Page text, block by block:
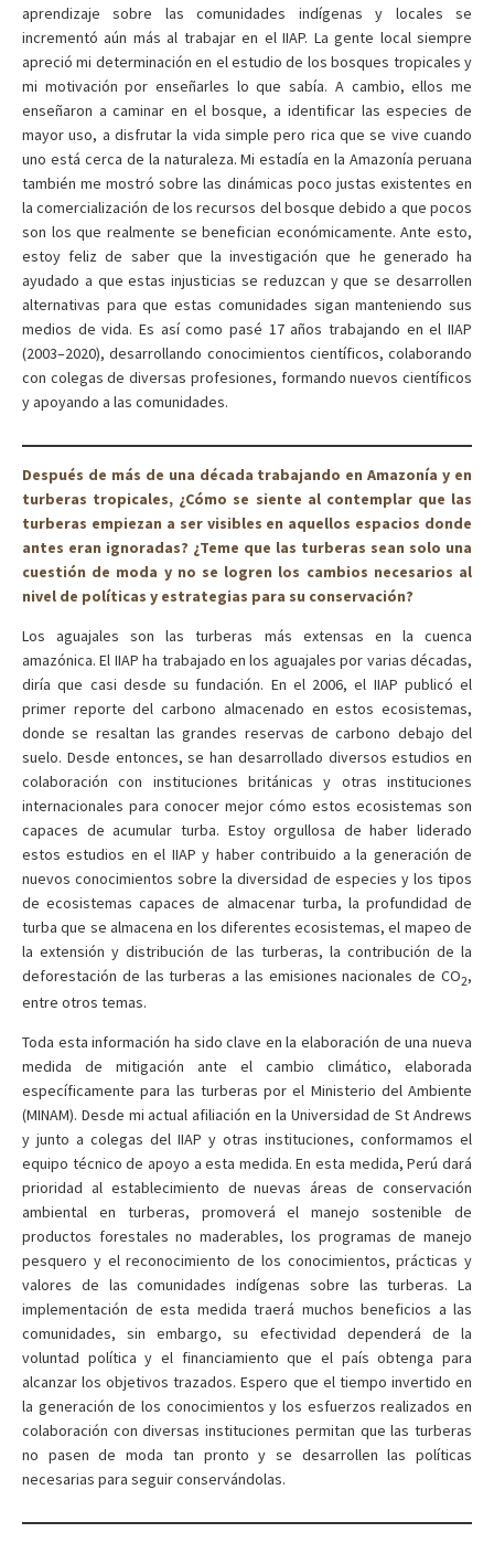
aprendizaje sobre las comunidades indígenas y locales se
incrementó aún más al trabajar en el IIAP. La gente local siempre
apreció mi determinación en el estudio de los bosques tropicales y
mi motivación por enseñarles lo que sabía. A cambio, ellos me
enseñaron a caminar en el bosque, a identificar las especies de
mayor uso, a disfrutar la vida simple pero rica que se vive cuando
uno está cerca de la naturaleza. Mi estadía en la Amazonía peruana
también me mostró sobre las dinámicas poco justas existentes en
la comercialización de los recursos del bosque debido a que pocos
son los que realmente se benefician económicamente. Ante esto,
estoy feliz de saber que la investigación que he generado ha
ayudado a que estas injusticias se reduzcan y que se desarrollen
alternativas para que estas comunidades sigan manteniendo sus
medios de vida. Es así como pasé 17 años trabajando en el IIAP
(2003–2020), desarrollando conocimientos científicos, colaborando
con colegas de diversas profesiones, formando nuevos científicos
y apoyando a las comunidades.
Después de más de una década trabajando en Amazonía y en
turberas tropicales, ¿Cómo se siente al contemplar que las
turberas empiezan a ser visibles en aquellos espacios donde
antes eran ignoradas? ¿Teme que las turberas sean solo una
cuestión de moda y no se logren los cambios necesarios al
nivel de políticas y estrategias para su conservación?
Los aguajales son las turberas más extensas en la cuenca
amazónica. El IIAP ha trabajado en los aguajales por varias décadas,
diría que casi desde su fundación. En el 2006, el IIAP publicó el
primer reporte del carbono almacenado en estos ecosistemas,
donde se resaltan las grandes reservas de carbono debajo del
suelo. Desde entonces, se han desarrollado diversos estudios en
colaboración con instituciones británicas y otras instituciones
internacionales para conocer mejor cómo estos ecosistemas son
capaces de acumular turba. Estoy orgullosa de haber liderado
estos estudios en el IIAP y haber contribuido a la generación de
nuevos conocimientos sobre la diversidad de especies y los tipos
de ecosistemas capaces de almacenar turba, la profundidad de
turba que se almacena en los diferentes ecosistemas, el mapeo de
la extensión y distribución de las turberas, la contribución de la
deforestación de las turberas a las emisiones nacionales de CO2,
entre otros temas.
Toda esta información ha sido clave en la elaboración de una nueva
medida de mitigación ante el cambio climático, elaborada
específicamente para las turberas por el Ministerio del Ambiente
(MINAM). Desde mi actual afiliación en la Universidad de St Andrews
y junto a colegas del IIAP y otras instituciones, conformamos el
equipo técnico de apoyo a esta medida. En esta medida, Perú dará
prioridad al establecimiento de nuevas áreas de conservación
ambiental en turberas, promoverá el manejo sostenible de
productos forestales no maderables, los programas de manejo
pesquero y el reconocimiento de los conocimientos, prácticas y
valores de las comunidades indígenas sobre las turberas. La
implementación de esta medida traerá muchos beneficios a las
comunidades, sin embargo, su efectividad dependerá de la
voluntad política y el financiamiento que el país obtenga para
alcanzar los objetivos trazados. Espero que el tiempo invertido en
la generación de los conocimientos y los esfuerzos realizados en
colaboración con diversas instituciones permitan que las turberas
no pasen de moda tan pronto y se desarrollen las políticas
necesarias para seguir conservándolas.